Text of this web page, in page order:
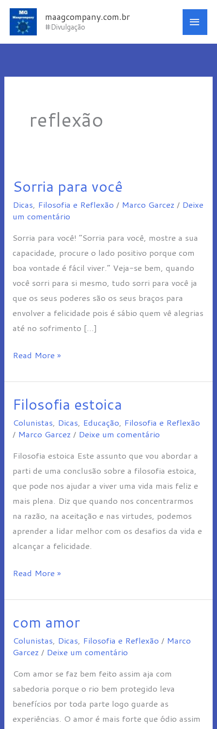
para
maagcompany.com.br
#Divulgação
reflexão
Sorria para você
Dicas Filosofia e Reflexão / Marco Garcez / Deixe
um comentário
Sorria para você! “Sorria para você, mostre a sua
capacidade, procure o lado positivo porque com
boa vontade é fácil viver.” Veja-se bem, quando
você sorri para si mesmo, tudo sorri para você ja
que os seus poderes são os seus braços para
envolver a felicidade pois é sábio quem vê alegrias
até no sofrimento […]
Sorria
você
Read More »
Filosofia estoica
Colunistas Dicas Educação Filosofia e Reflexão
/ Marco Garcez / Deixe um comentário
Filosofia estoica Este assunto que vou abordar a
parti de uma conclusão sobre a filosofia estoica,
que pode nos ajudar a viver uma vida mais feliz e
mais plena. Diz que quando nos concentrarmos
na razão, na aceitação e nas virtudes, podemos
aprender a lidar melhor com os desafios da vida e
alcançar a felicidade.
Filosofia
Read More »
com amor
Colunistas Dicas Filosofia e Reflexão / Marco
Garcez / Deixe um comentário
Com amor se faz bem feito assim aja com
sabedoria porque o rio bem protegido leva
benefícios por toda parte logo guarde as
experiências. O amor é mais forte que ódio assim
com